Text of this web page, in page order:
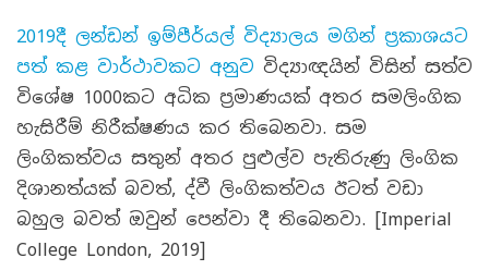
2019දී ලන්ඩන් ඉම්පීර්යල් විද්‍යාලය මගින් ප්‍රකාශයට
පත් කළ වාර්ථාවකට අනුව විද්‍යාඥයින් විසින් සත්ව
විශේෂ 1000කට අධික ප්‍රමාණයක් අතර සමලිංගික
හැසිරීම් නිරීක්ෂණය කර තිබෙනවා. සම
ලිංගිකත්වය සතුන් අතර පුළුල්ව පැතිරුණු ලිංගික
දිශානත්යක් බවත්, ද්වී ලිංගිකත්වය ඊටත් වඩා
බහුල බවත් ඔවුන් පෙන්වා දී තිබෙනවා. [Imperial
College London, 2019]